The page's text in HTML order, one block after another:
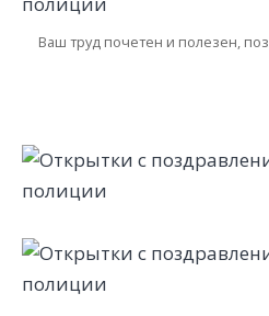
Ваш труд почетен и полезен,